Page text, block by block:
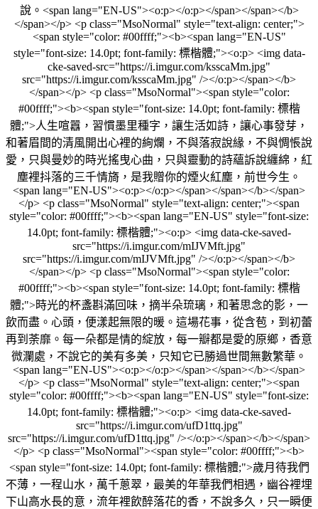
說。<span lang="EN-US"><o:p></o:p></span></span></b>
</span></p> <p class="MsoNormal" style="text-align: center;">
<span style="color: #00ffff;"><b><span lang="EN-US"
style="font-size: 14.0pt; font-family: 標楷體;"><o:p> <img data-
cke-saved-src="https://i.imgur.com/ksscaMm.jpg"
src="https://i.imgur.com/ksscaMm.jpg" /></o:p></span></b>
</span></p> <p class="MsoNormal"><span style="color:
#00ffff;"><b><span style="font-size: 14.0pt; font-family: 標楷
體;">人生喧囂，習慣墨里種字，讓生活如詩，讓心事發芽，
和著眉間的清風開出心裡的絢爛，不與落寂說緣，不與惆悵說
愛，只與曼妙的時光搖曳心曲，只與靈動的詩蘊訴說纏綿，紅
塵裡抖落的三千情旖，是我贈你的煙火紅塵，前世今生。
<span lang="EN-US"><o:p></o:p></span></span></b></span>
</p> <p class="MsoNormal" style="text-align: center;"><span
style="color: #00ffff;"><b><span lang="EN-US" style="font-size:
14.0pt; font-family: 標楷體;"><o:p> <img data-cke-saved-
src="https://i.imgur.com/mIJVMft.jpg"
src="https://i.imgur.com/mIJVMft.jpg" /></o:p></span></b>
</span></p> <p class="MsoNormal"><span style="color:
#00ffff;"><b><span style="font-size: 14.0pt; font-family: 標楷
體;">時光的杯盞斟滿回味，摘半朵琉璃，和著思念的影，一
飲而盡。心頭，便漾起無限的暖。這場花事，從含苞，到初蕾
再到荼靡。每一朵都是情的綻放，每一瓣都是愛的原鄉，香意
微瀾處，不說它的美有多美，只知它已勝過世間無數繁華。
<span lang="EN-US"><o:p></o:p></span></span></b></span>
</p> <p class="MsoNormal" style="text-align: center;"><span
style="color: #00ffff;"><b><span lang="EN-US" style="font-size:
14.0pt; font-family: 標楷體;"><o:p> <img data-cke-saved-
src="https://i.imgur.com/ufD1ttq.jpg"
src="https://i.imgur.com/ufD1ttq.jpg" /></o:p></span></b></span>
</p> <p class="MsoNormal"><span style="color: #00ffff;"><b>
<span style="font-size: 14.0pt; font-family: 標楷體;">歲月待我們
不薄，一程山水，萬千蔥翠，最美的年華我們相遇，幽谷裡埋
下山高水長的意，流年裡飲醉落花的香，不說多久，只一瞬便